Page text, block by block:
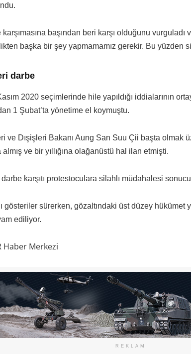
başından beri karşı olduğunu
başka bir şey yapmamamız gerekir. Bu yüzden
darbe
2020 seçimlerinde hile yapıldığı iddialarının
1 Şubat’ta yönetime el koymuştu.
ve Dışişleri Bakanı Aung San Suu Çii başta olmak
ve bir yıllığına olağanüstü hal ilan etmişti.
karşıtı protestoculara silahlı müdahalesi
gösteriler sürerken, gözaltındaki üst düzey
ediliyor.
Haber Merkezi
REKLAM